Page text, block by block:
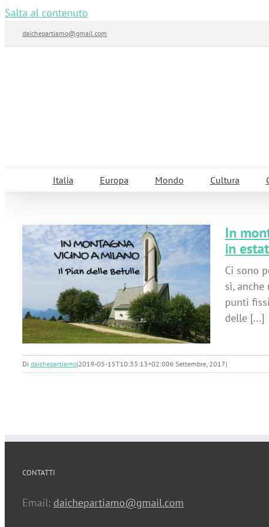
Salta al contenuto
daichepartiamo@gmail.com
Italia Europa Mondo Cultura
In
in
Ci sono
sì,
punti
delle [...]
Di daichepartiamo|2019-05-15T10:33:13+02:006 Settembre, 2017|
CONTATTI
Email: daichepartiamo@gmail.com